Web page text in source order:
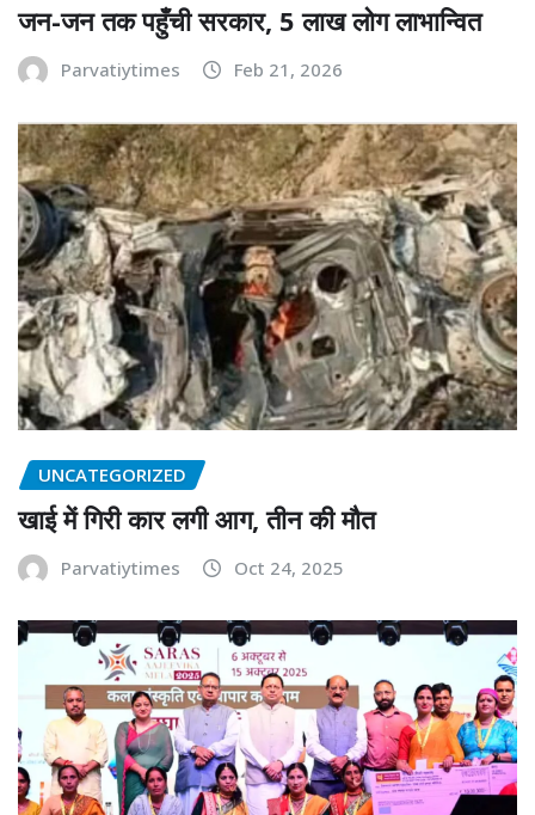
जन-जन तक पहुँची सरकार, 5 लाख लोग लाभान्वित
Parvatiytimes Feb 21, 2026
UNCATEGORIZED
खाई में गिरी कार लगी आग, तीन की मौत
Parvatiytimes Oct 24, 2025